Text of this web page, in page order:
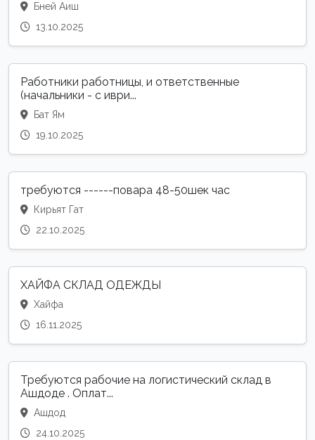
Бней Аиш
13.10.2025
Работники работницы, и ответственные
(начальники - с иври...
Бат Ям
19.10.2025
требуются ------повара 48-50шек час
Кирьят Гат
22.10.2025
ХАЙФА СКЛАД ОДЕЖДЫ
Хайфа
16.11.2025
Требуются рабочие на логистический склад в
Ашдоде . Оплат...
Ашдод
24.10.2025